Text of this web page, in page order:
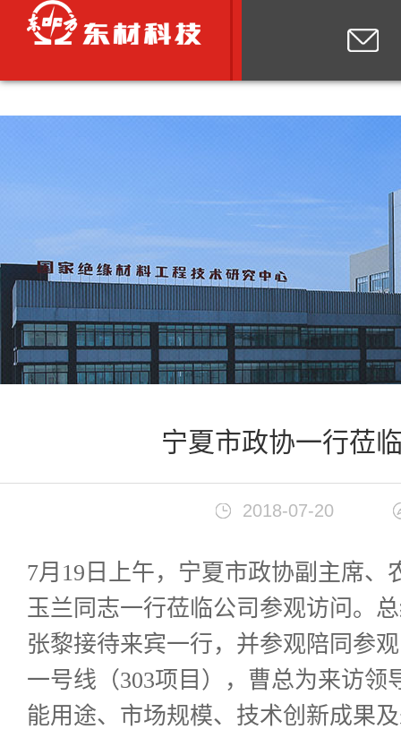
宁夏市政协一行莅
2018-07-20
7月19日上午，宁夏市政协副主席、
玉兰同志一行莅临公司参观访问。
张黎接待来宾一行，并参观陪同参
一号线（303项目），曹总为来访领
能用途、市场规模、技术创新成果